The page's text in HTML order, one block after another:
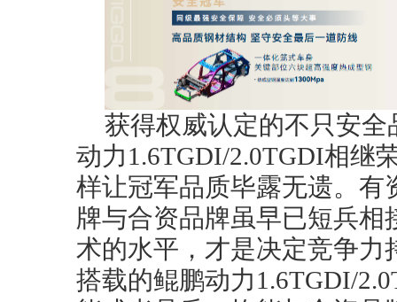
获得权威认定的不只安
动力1.6TGDI/2.0TGDI相继
样让冠军品质毕露无遗。
牌与合资品牌虽早已短兵相
术的水平，才是决定竞争力
搭载的鲲鹏动力1.6TGDI/